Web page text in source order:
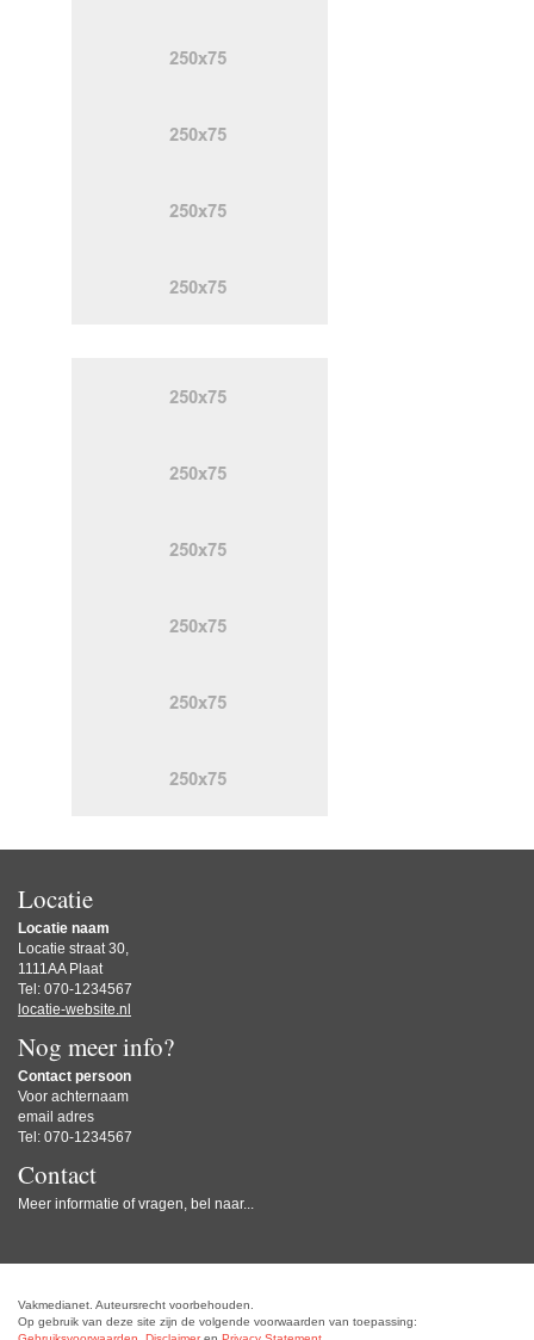
Locatie
Locatie naam
Locatie straat 30,
1111AA Plaat
Tel: 070-1234567
locatie-website.nl
Nog meer info?
Contact persoon
Voor achternaam
email adres
Tel: 070-1234567
Contact
Meer informatie of vragen, bel naar...
Vakmedianet. Auteursrecht voorbehouden.
Op gebruik van deze site zijn de volgende voorwaarden van toepassing: